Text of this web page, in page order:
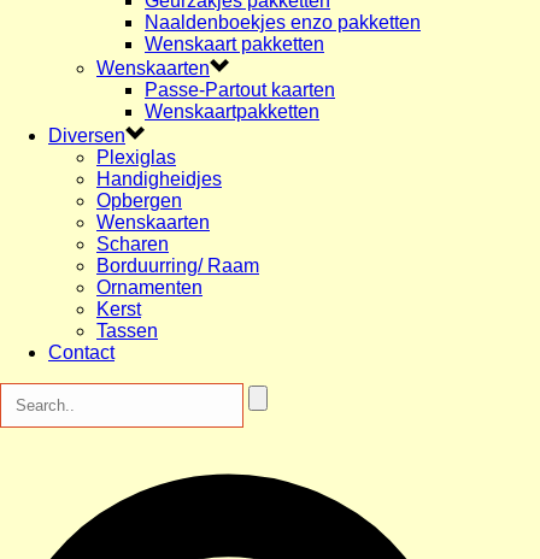
Naaldenboekjes enzo pakketten
Wenskaart pakketten
Wenskaarten
Passe-Partout kaarten
Wenskaartpakketten
Diversen
Plexiglas
Handigheidjes
Opbergen
Wenskaarten
Scharen
Borduurring/ Raam
Ornamenten
Kerst
Tassen
Contact